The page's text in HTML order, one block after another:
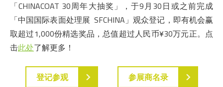
「CHINACOAT 30周年大抽奖」，于9月30日或之前完成
「中国国际表面处理展 SFCHINA」观众登记，即有机会赢
取超过1,000份精选奖品，总值超过人民币¥30万元正。点
击此处了解更多！
登记参观
参展商名录